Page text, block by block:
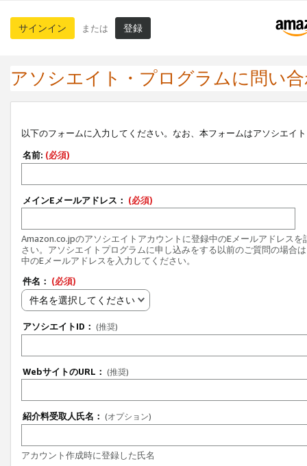
サインイン または 登録
アソシエイト・プログラムに問い
以下のフォームに入力してください。なお、本フォームはアソシエイ
名前: (必須)
メインEメールアドレス： (必須)
Amazon.co.jpのアソシエイトアカウントに登録中のEメールアドレスを
さい。アソシエイトプログラムに申し込みをする以前のご質問の場合
中のEメールアドレスを入力してください。
件名： (必須)
件名を選択してください
アソシエイトID： (推奨)
WebサイトのURL： (推奨)
紹介料受取人氏名： (オプション)
アカウント作成時に登録した氏名